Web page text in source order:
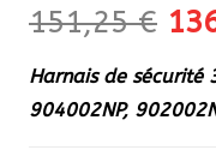
151,25€ Le
Harnais de sécurité
904002NP,